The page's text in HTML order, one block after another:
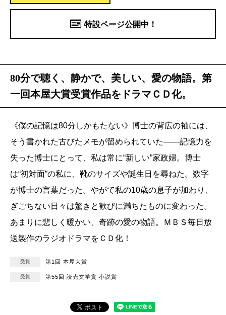
特設ページ公開中！
80分で聴く、静かで、美しい、愛の物語。第
一回本屋大賞受賞作品をドラマＣＤ化。
《僕の記憶は80分しかもたない》博士の背広の袖には、
そう書かれた古びたメモが留められていた――記憶力を
失った博士にとって、私は常に“新しい”家政婦。博士
は“初対面”の私に、靴のサイズや誕生日を尋ねた。数字
が博士の言葉だった。やがて私の10歳の息子が加わり、
ぎごちない日々は驚きと歓びに満ちたものに変わった。
あまりに悲しく暖かい、奇跡の愛の物語。ＭＢＳ毎日放
送製作のラジオドラマをＣＤ化！
受賞 第1回 本屋大賞
受賞 第55回 読売文学賞 小説賞